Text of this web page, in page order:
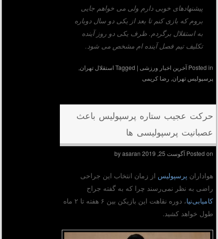
پیشنهادهای خوبی دارم ولی می خواهم جایی
بروم که بازی کنم تا بعد از یکی دو سال دوباره
به استقلال برگردم. ظرف یکی دو روز آینده
تکلیف تیم فصل آینده ام مشخص می شود.
Posted inآخرین اخبار ورزشی |
Taggedاستقلال تهران,
پرسپولیس تهران,رضا کریمی
حرکت عجیب ستاره پرسپولیس باعث
عصبانیت پرسپولیسی ها
Posted onآگوست 25, 2019 by
asaran
هوادارانپرسپولیس از زمان انتخاب این جراحی
راضی به نظر نمی‌رسند چرا که به گفته جراح
کامیابی‌نیا
، دوره نقاهت این بازیکن بین ۶ هفته تا ۲ ماه
طول خواهد کشید.